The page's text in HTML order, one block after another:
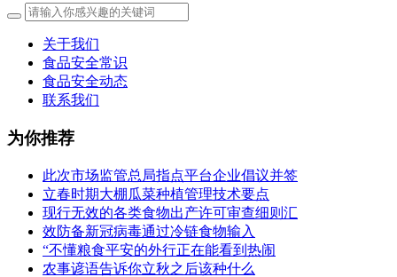
关于我们
食品安全常识
食品安全动态
联系我们
为你推荐
此次市场监管总局指点平台企业倡议并签
立春时期大棚瓜菜种植管理技术要点
现行无效的各类食物出产许可审查细则汇
效防备新冠病毒通过冷链食物输入
“不懂粮食平安的外行正在能看到热闹
农事谚语告诉你立秋之后该种什么